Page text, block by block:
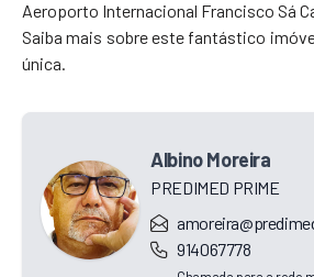
Aeroporto Internacional Francisco Sá
Saiba mais sobre este fantástico
única.
Albino Moreira
PREDIMED PRIME
914067778